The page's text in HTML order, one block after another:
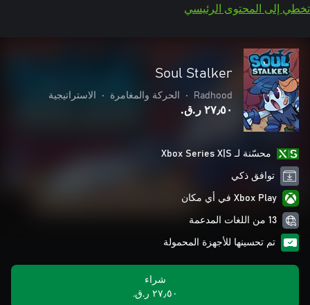
تخطي إلى المحتوى الرئيسي
Soul Stalker
Radhood
• الحركة والمغامرة • الاستراتيجية
٢٧٫٥٠ ر.ق.‏
محسّنة لـ Xbox Series X|S
توافق ذكي
Xbox Play في أي مكان
13 من اللغات المدعمة
تم تحسينها للأجهزة المحمولة
شراء
٢٧٫٥٠ ر.ق.‏